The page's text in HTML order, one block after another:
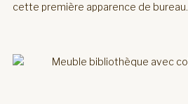
cette première apparence de bureau.